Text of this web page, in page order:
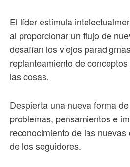
El líder estimula
al proporcionar un flujo de
desafían los viejos
replanteamiento de
las cosas.
Despierta una nueva forma
problemas, pensamientos e
reconocimiento de las
de los seguidores.